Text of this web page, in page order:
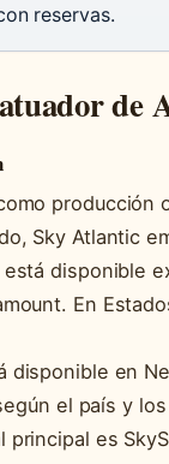
reservas.
de
producción
Sky Atlantic
disponible
En
disponible en
el país y
principal es